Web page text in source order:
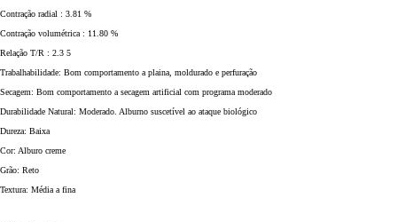
Contração radial : 3.81 %
Contração volumétrica : 11.80 %
Relação T/R : 2.3 5
Trabalhabilidade: Bom comportamento a plaina, moldurado e perfuração
Secagem: Bom comportamento a secagem artificial com programa moderado
Durabilidade Natural: Moderado. Alburno suscetível ao ataque biológico
Dureza: Baixa
Cor: Alburo creme
Grão: Reto
Textura: Média a fina